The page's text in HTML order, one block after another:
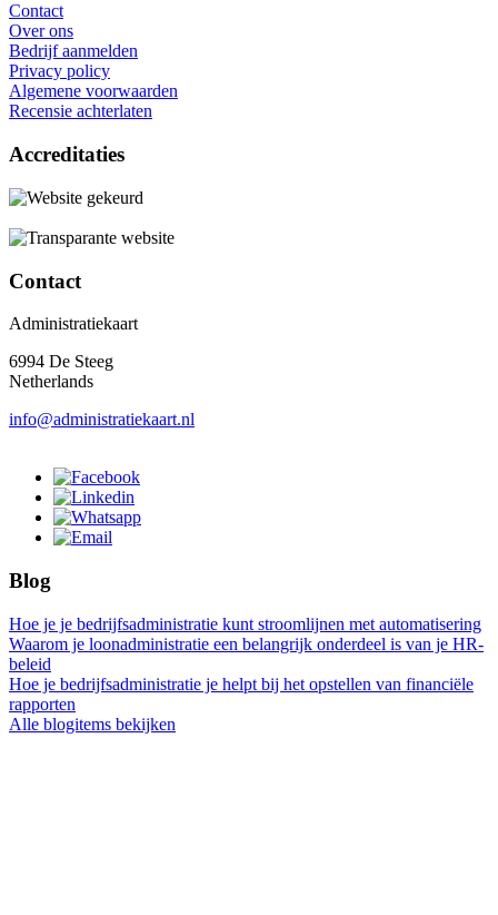
Contact
Over ons
Bedrijf aanmelden
Privacy policy
Algemene voorwaarden
Recensie achterlaten
Accreditaties
Contact
Administratiekaart
6994 De Steeg
Netherlands
info@administratiekaart.nl
Blog
Hoe je je bedrijfsadministratie kunt stroomlijnen met automatisering
Waarom je loonadministratie een belangrijk onderdeel is van je HR-
beleid
Hoe je bedrijfsadministratie je helpt bij het opstellen van financiële
rapporten
Alle blogitems bekijken